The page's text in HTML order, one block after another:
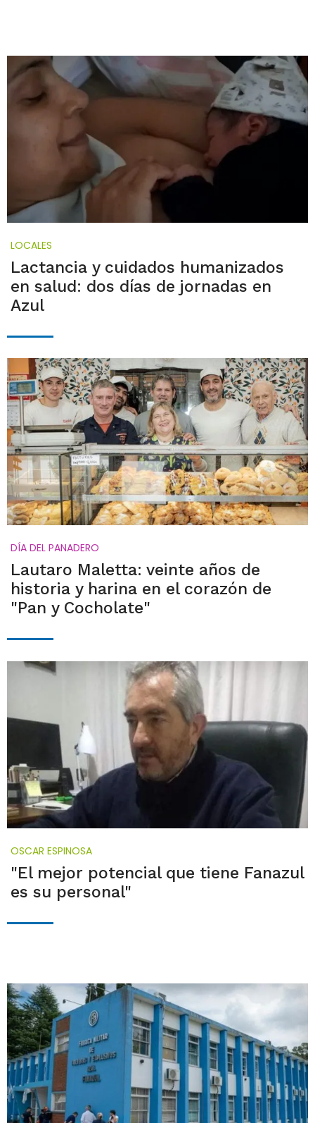
LOCALES
Lactancia y cuidados humanizados
en salud: dos días de jornadas en
Azul
DÍA DEL PANADERO
Lautaro Maletta: veinte años de
historia y harina en el corazón de
"Pan y Cocholate"
OSCAR ESPINOSA
"El mejor potencial que tiene Fanazul
es su personal"